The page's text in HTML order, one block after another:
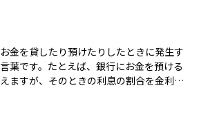
利の水準や市場環境によって大きく変動
では、貸出金利と預金金利の差が縮まり
くなるため、金融機関の収益にとっては
購入や貸
られる利回りと資金コストの差を意識す
金を貸したり預けたりしたときに発生す
葉です。たとえば、銀行にお金を預ける
ますが、そのときの利息の割合を金利ま